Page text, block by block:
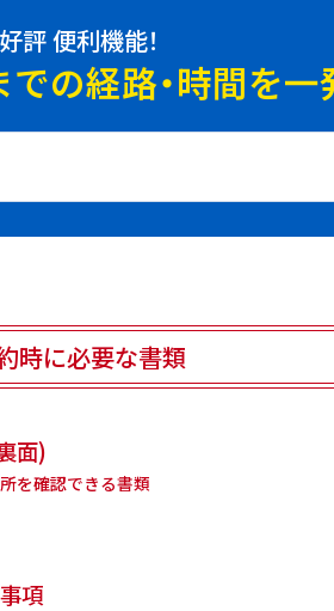
評 便利機能！
での経路・時間を
時に必要な書類
面)
を確認できる書類
項